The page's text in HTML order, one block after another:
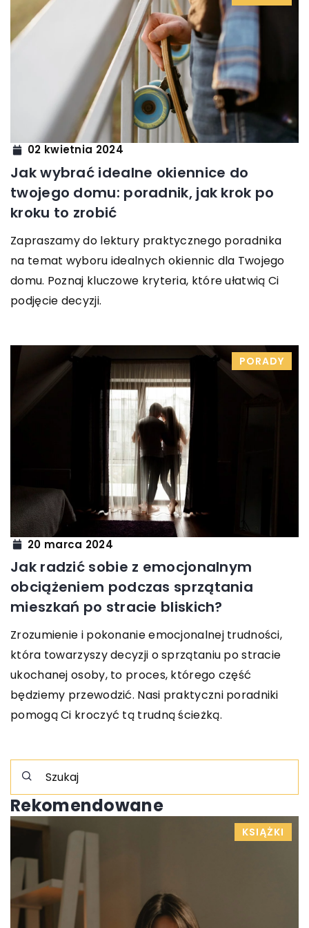
02 kwietnia 2024
Jak wybrać idealne okiennice do
twojego domu: poradnik, jak krok po
kroku to zrobić
Zapraszamy do lektury praktycznego poradnika
na temat wyboru idealnych okiennic dla Twojego
domu. Poznaj kluczowe kryteria, które ułatwią Ci
podjęcie decyzji.
PORADY
20 marca 2024
Jak radzić sobie z emocjonalnym
obciążeniem podczas sprzątania
mieszkań po stracie bliskich?
Zrozumienie i pokonanie emocjonalnej trudności,
która towarzyszy decyzji o sprzątaniu po stracie
ukochanej osoby, to proces, którego część
będziemy przewodzić. Nasi praktyczni poradniki
pomogą Ci kroczyć tą trudną ścieżką.
Rekomendowane
INNE